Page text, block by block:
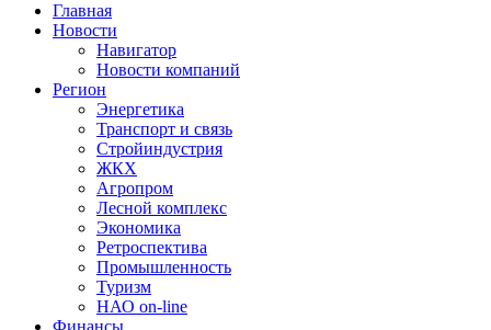
Главная
Новости
Навигатор
Новости компаний
Регион
Энергетика
Транспорт и связь
Стройиндустрия
ЖКХ
Агропром
Лесной комплекс
Экономика
Ретроспектива
Промышленность
Туризм
НАО on-line
Финансы